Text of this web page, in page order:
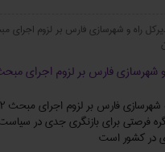
فرصتی برای بازنگری جدی در
در کشور است